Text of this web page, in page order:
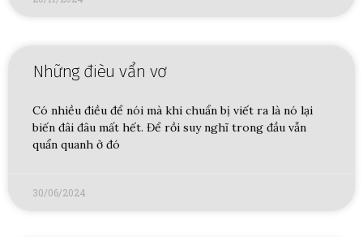
Những đièu vẩn vơ
Có nhiều điều để nói mà khi chuẩn bị viết ra là nó lại
biến đâi đâu mất hết. Để rồi suy nghĩ trong đầu vẫn
quẩn quanh ở đó
30/06/2024